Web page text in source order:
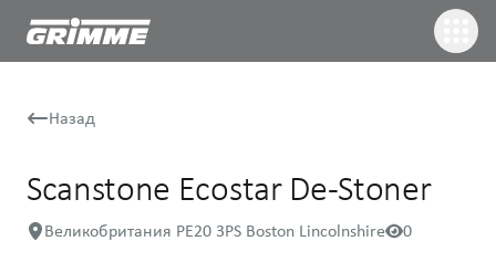
Назад
Scanstone Ecostar De-Stoner
Великобритания PE20 3PS Boston Lincolnshire 0